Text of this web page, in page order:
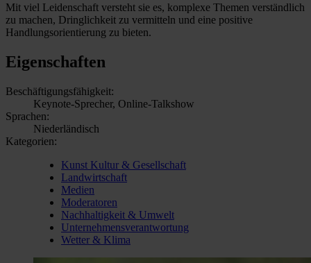
Mit viel Leidenschaft versteht sie es, komplexe Themen verständlich
zu machen, Dringlichkeit zu vermitteln und eine positive
Handlungsorientierung zu bieten.
Eigenschaften
Beschäftigungsfähigkeit:
Keynote-Sprecher, Online-Talkshow
Sprachen:
Niederländisch
Kategorien:
Kunst Kultur & Gesellschaft
Landwirtschaft
Medien
Moderatoren
Nachhaltigkeit & Umwelt
Unternehmensverantwortung
Wetter & Klima